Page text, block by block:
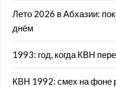
Лето 2026 в Абхазии:
днём
1993: год, когда КВН
КВН 1992: смех на фоне